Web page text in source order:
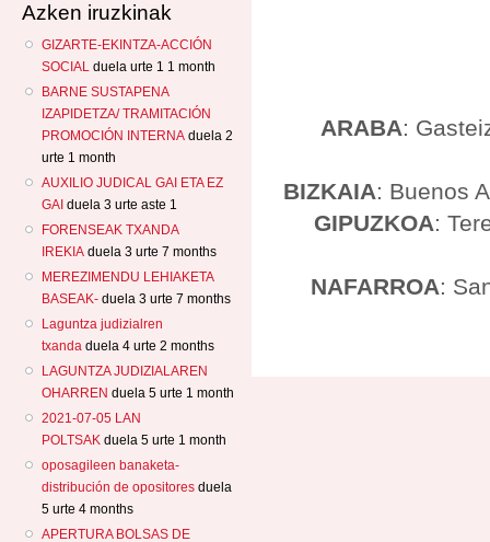
Azken iruzkinak
GIZARTE-EKINTZA-ACCIÓN
SOCIAL duela urte 1 1 month
BARNE SUSTAPENA
IZAPIDETZA/ TRAMITACIÓN
PROMOCIÓN INTERNA duela 2
urte 1 month
AUXILIO JUDICAL GAI ETA EZ
GAI duela 3 urte aste 1
FORENSEAK TXANDA
IREKIA duela 3 urte 7 months
MEREZIMENDU LEHIAKETA
BASEAK- duela 3 urte 7 months
Laguntza judizialren
txanda duela 4 urte 2 months
LAGUNTZA JUDIZIALAREN
OHARREN duela 5 urte 1 month
2021-07-05 LAN
POLTSAK duela 5 urte 1 month
oposagileen banaketa-
distribución de opositores duela
5 urte 4 months
APERTURA BOLSAS DE
ARABA:
BIZKAIA: Buenos
GIPUZKOA:
NAFARROA: